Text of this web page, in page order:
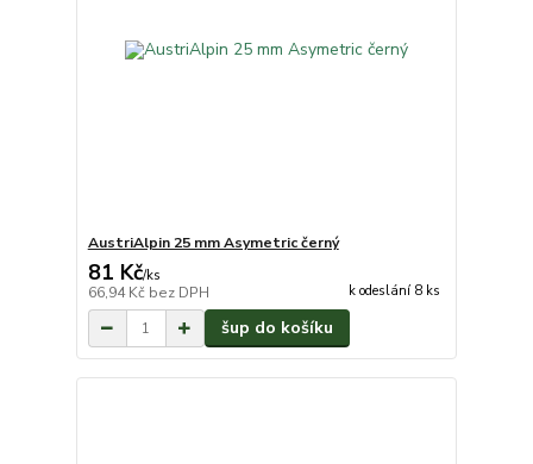
AustriAlpin 25 mm Asymetric černý
81 Kč/ks
66,94 Kč bez DPH k odeslání 8 ks
šup do košíku